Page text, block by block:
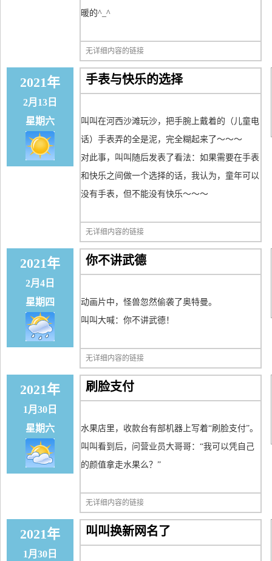
暖的^_^
无详细内容的链接
2021年
2月13日
星期六
手表与快乐的选择
叫叫在河西沙滩玩沙，把手腕上戴着的（儿童电
话）手表弄的全是泥，完全糊起来了～～～
对此事，叫叫随后发表了看法：如果需要在手表
和快乐之间做一个选择的话，我认为，童年可以
没有手表，但不能没有快乐～～～
无详细内容的链接
2021年
2月4日
星期四
你不讲武德
动画片中，怪兽忽然偷袭了奥特曼。
叫叫大喊：你不讲武德！
无详细内容的链接
2021年
1月30日
星期六
刷脸支付
水果店里，收款台有部机器上写着“刷脸支付”。
叫叫看到后，问营业员大哥哥：“我可以凭自己
的颜值拿走水果么？”
无详细内容的链接
2021年
1月30日
叫叫换新网名了